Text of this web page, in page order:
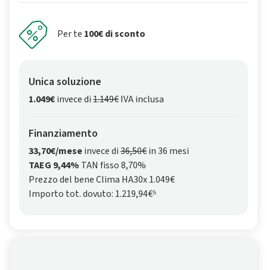
Per te 100€ di sconto
Unica soluzione
1.049€invece di1.149€IVA inclusa
Finanziamento
33,70€/meseinvece di36,50€in 36 mesi
TAEG 9,44% TAN fisso 8,70%
Prezzo del bene Clima HA30x 1.049€
Importo tot. dovuto: 1.219,94€⁵